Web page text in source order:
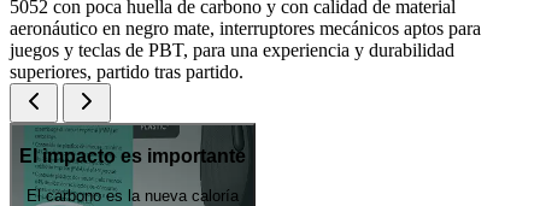
5052 con poca huella de carbono y con calidad de material
aeronáutico en negro mate, interruptores mecánicos aptos para
juegos y teclas de PBT, para una experiencia y durabilidad
superiores, partido tras partido.
El impacto es importante
El carbono es la nueva caloría